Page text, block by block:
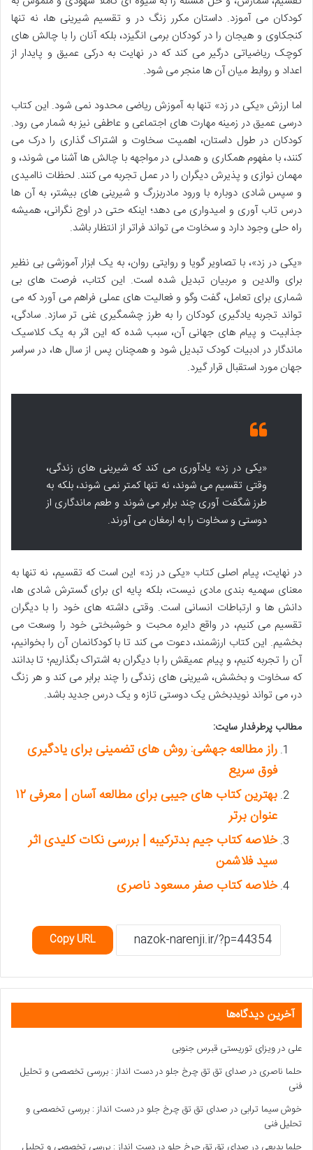
کودکان می آموزد. داستان مکرر زنگ در و تقسیم شیرینی ها، نه تنها
کنجکاوی و هیجان را در کودکان برمی انگیزد، بلکه آنان را با چالش های
کوچک ریاضیاتی درگیر می کند که در نهایت به درکی عمیق و پایدار از
اعداد و روابط میان آن ها منجر می شود.
اما ارزش «یکی در زد» تنها به آموزش ریاضی محدود نمی شود. این کتاب
درسی عمیق در زمینه مهارت های اجتماعی و عاطفی نیز به شمار می رود.
کودکان در طول داستان، اهمیت سخاوت و اشتراک گذاری را درک می
کنند، با مفهوم همکاری و همدلی در مواجهه با چالش ها آشنا می شوند، و
مهمان نوازی و پذیرش دیگران را در عمل تجربه می کنند. لحظات ناامیدی
و سپس شادی دوباره با ورود مادربزرگ و شیرینی های بیشتر، به آن ها
درس تاب آوری و امیدواری می دهد؛ اینکه حتی در اوج نگرانی، همیشه
راه حلی وجود دارد و سخاوت می تواند فراتر از انتظار باشد.
«یکی در زد»، با تصاویر گویا و روایتی روان، به یک ابزار آموزشی بی نظیر
برای والدین و مربیان تبدیل شده است. این کتاب، فرصت های بی
شماری برای تعامل، گفت وگو و فعالیت های عملی فراهم می آورد که می
تواند تجربه یادگیری کودکان را به طرز چشمگیری غنی تر سازد. سادگی،
جذابیت و پیام های جهانی آن، سبب شده که این اثر به یک کلاسیک
ماندگار در ادبیات کودک تبدیل شود و همچنان پس از سال ها، در سراسر
جهان مورد استقبال قرار گیرد.
«یکی در زد» یادآوری می کند که شیرینی های زندگی،
وقتی تقسیم می شوند، نه تنها کمتر نمی شوند، بلکه به
طرز شگفت آوری چند برابر می شوند و طعم ماندگاری از
دوستی و سخاوت را به ارمغان می آورند.
در نهایت، پیام اصلی کتاب «یکی در زد» این است که تقسیم، نه تنها به
معنای سهمیه بندی مادی نیست، بلکه پایه ای برای گسترش شادی ها،
دانش ها و ارتباطات انسانی است. وقتی داشته های خود را با دیگران
تقسیم می کنیم، در واقع دایره محبت و خوشبختی خود را وسعت می
بخشیم. این کتاب ارزشمند، دعوت می کند تا با کودکانمان آن را بخوانیم،
آن را تجربه کنیم، و پیام عمیقش را با دیگران به اشتراک بگذاریم؛ تا بدانند
که سخاوت و بخشش، شیرینی های زندگی را چند برابر می کند و هر زنگ
در، می تواند نویدبخش یک دوستی تازه و یک درس جدید باشد.
مطالب پرطرفدار سایت:
راز مطالعه جهشی: روش های تضمینی برای یادگیری
فوق سریع
بهترین کتاب های جیبی برای مطالعه آسان | معرفی ۱۲
عنوان برتر
خلاصه کتاب جیم بدترکیبه | بررسی نکات کلیدی اثر
سید فلاشمن
خلاصه کتاب صفر مسعود ناصری
Copy URL
آخرین دیدگاه‌ها
علی درویزای توریستی قبرس جنوبی
حلما ناصری درصدای تق تق چرخ جلو در دست انداز : بررسی تخصصی و تحلیل
فنی
خوش سیما ترابی درصدای تق تق چرخ جلو در دست انداز : بررسی تخصصی و
تحلیل فنی